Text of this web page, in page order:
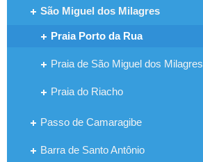
São Miguel dos Milagres
Praia Porto da Rua
Praia de São Miguel dos Milagres
Praia do Riacho
Passo de Camaragibe
Barra de Santo Antônio